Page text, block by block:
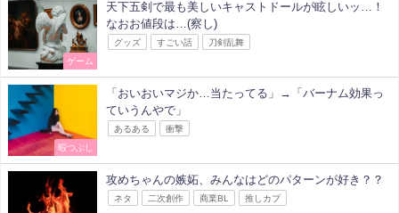
ゲーム
天下五剣で最も美しいキャストドールが眩しいッ…！
なおお値段は…(察し)
グッズ すごい話 刀剣乱舞
暇つぶし
「おいおいマジか…当たってる」→「バーナム効果っ
ていうんやで」
あるある 衝撃
攻めちゃんの嫉妬、みんなはどのパターンが好き？？
ネタ 二次創作 商業BL 推しカプ